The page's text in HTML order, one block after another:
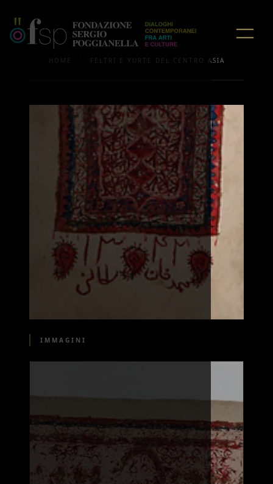
HOME FELTRI E YURTE DEL CENTRO ASIA
IMMAGINI